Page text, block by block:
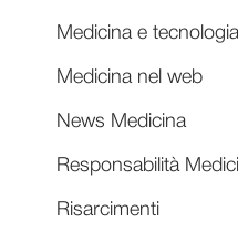
Medicina e tecnologia
Medicina nel web
News Medicina
Responsabilità Medici
Risarcimenti